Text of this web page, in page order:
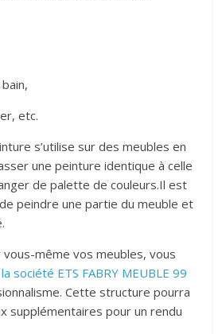
etc.
s’utilise sur des meubles en
une peinture identique à celle
de palette de couleurs.Il est
peindre une partie du meuble et
même vos meubles, vous
la société ETS FABRY MEUBLE 99
Cette structure pourra
supplémentaires pour un rendu